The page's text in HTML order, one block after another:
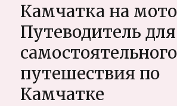
Камчатка на
Путеводитель для
самостоятельного
путешествия по
Камчатке